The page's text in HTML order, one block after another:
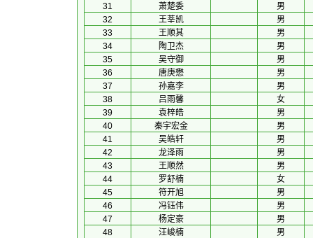
31
萧楚委
男
32
王莘凯
男
33
王顺其
男
34
陶卫杰
男
35
吴守御
男
36
唐庚懋
男
37
孙嘉李
男
38
吕雨馨
女
39
袁梓皓
男
40
秦宇宏金
男
41
吴皓轩
男
42
龙泽雨
男
43
王顺然
男
44
罗舒楠
女
45
符开旭
男
46
冯钰伟
男
47
杨定豪
男
48
汪峻楠
男